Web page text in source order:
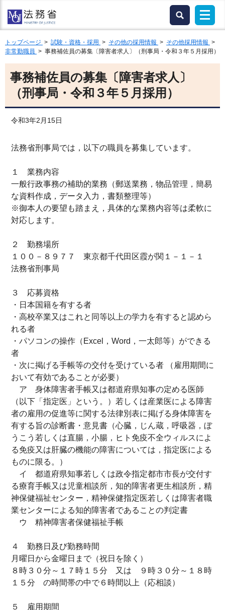
トップページ > 試験・資格・採用 > その他の採用情報 > その他採用情報 >
非常勤職員 > 事務補佐員の募集〔障害者求人〕（刑事局・令和３年５月採用）
事務補佐員の募集〔障害者求人〕
（刑事局・令和３年５月採用）
令和3年2月15日
法務省刑事局では，以下の職員を募集しています。
１ 業務内容
一般行政事務の補助的業務（郵送業務，物品管理，簡易
な資料作成，データ入力，書類整理等）
※御本人の要望も踏まえ，具体的な業務内容等は柔軟に
対応します。
２ 勤務場所
１００－８９７７ 東京都千代田区霞が関１－１－１
法務省刑事局
３ 応募資格
・日本国籍を有する者
・高校卒業又はこれと同等以上の学力を有すると認めら
れる者
・パソコンの操作（Excel，Word，一太郎等）ができる
者
・次に掲げる手帳等の交付を受けている者 （雇用期間に
おいて有効であることが必要）
ア 身体障害者手帳又は都道府県知事の定める医師
（以下「指定医」という。）若しくは産業医による障害
者の雇用の促進等に関する法律別表に掲げる身体障害を
有する旨の診断書・意見書（心臓，じん蔵，呼吸器，ぼ
うこう若しくは直腸，小腸，ヒト免疫不全ウィルスによ
る免疫又は肝臓の機能の障害については，指定医による
ものに限る。）
イ 都道府県知事若しくは政令指定都市市長が交付す
る療育手帳又は児童相談所，知的障害者更生相談所，精
神保健福祉センター，精神保健指定医若しくは障害者職
業センターによる知的障害者であることの判定書
ウ 精神障害者保健福祉手帳
４ 勤務日及び勤務時間
月曜日から金曜日まで（祝日を除く）
８時３０分～１７時１５分 又は ９時３０分～１８時
１５分 の時間帯の中で６時間以上（応相談）
５ 雇用期間